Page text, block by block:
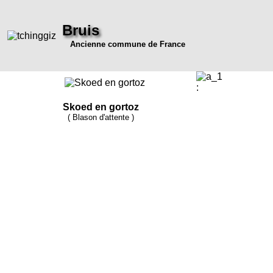
Bruis
Ancienne commune de France
Skoed en gortoz
( Blason d'attente )
: